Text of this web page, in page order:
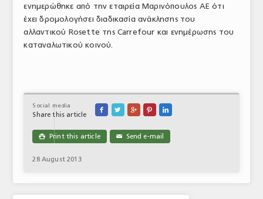
ΕΥΡΩΠΑΪΚΕΣ ΑΠΟΦΑΣΕΙΣ
ΘΕΜΑΤΑ
ΠΑΡΑΓΩΓΗ & ΕΜΠΟΡΙΑ
ΣΦΑΓΕΙΑ
ΠΡΩΤΕΣ ΥΛΕΣ
ενημερώθηκε από την εταιρεία Μαρινόπουλος ΑΕ ότι
έχει δρομολογήσει διαδικασία ανάκλησης του
αλλαντικού Rosette της Carrefour και ενημέρωσης του
καταναλωτικού κοινού.
Social media
Share this article
    
 Print this article ✉ Send e-mail
28 August 2013